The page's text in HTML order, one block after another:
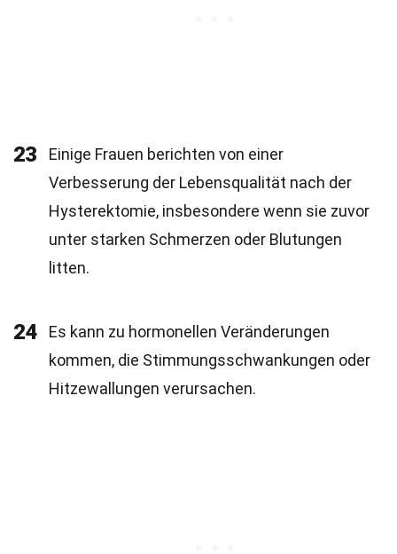
23
Einige Frauen berichten von einer
Verbesserung der Lebensqualität nach der
Hysterektomie, insbesondere wenn sie zuvor
unter starken Schmerzen oder Blutungen
litten.
24
Es kann zu hormonellen Veränderungen
kommen, die Stimmungsschwankungen oder
Hitzewallungen verursachen.